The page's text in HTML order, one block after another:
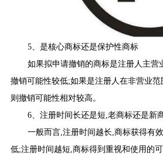
5、是核心商标还是保护性商标
如果拟申请撤销的商标是注册人主营
撤销可能性较低;如果是注册人在非营业范
则撤销可能性相对较高。
6、注册时间长还是短,老商标还是新
一般而言,注册时间越长,商标获得有
低;注册时间越短,商标得到重视和使用的可